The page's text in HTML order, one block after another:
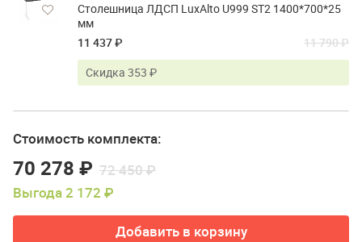
Столешница ЛДСП LuxAlto U999 ST2 1400*700*25
мм
11 437 ₽
11 790 ₽
Скидка 353 ₽
Стоимость комплекта:
70 278 ₽ 72 450 ₽
Выгода 2 172 ₽
Добавить в корзину